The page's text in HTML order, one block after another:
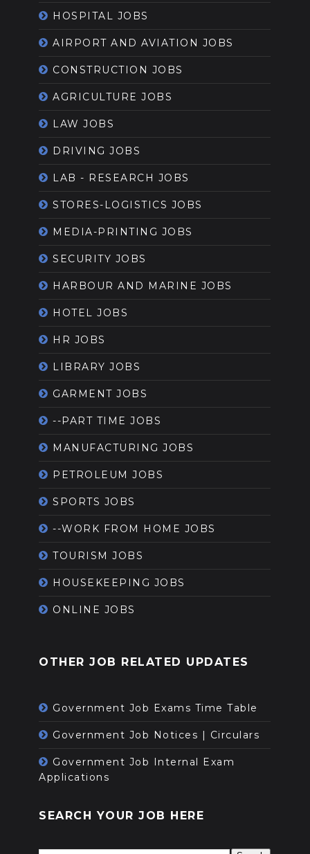
HOSPITAL JOBS
AIRPORT AND AVIATION JOBS
CONSTRUCTION JOBS
AGRICULTURE JOBS
LAW JOBS
DRIVING JOBS
LAB - RESEARCH JOBS
STORES-LOGISTICS JOBS
MEDIA-PRINTING JOBS
SECURITY JOBS
HARBOUR AND MARINE JOBS
HOTEL JOBS
HR JOBS
LIBRARY JOBS
GARMENT JOBS
--PART TIME JOBS
MANUFACTURING JOBS
PETROLEUM JOBS
SPORTS JOBS
--WORK FROM HOME JOBS
TOURISM JOBS
HOUSEKEEPING JOBS
ONLINE JOBS
OTHER JOB RELATED UPDATES
Government Job Exams Time Table
Government Job Notices | Circulars
Government Job Internal Exam
Applications
SEARCH YOUR JOB HERE